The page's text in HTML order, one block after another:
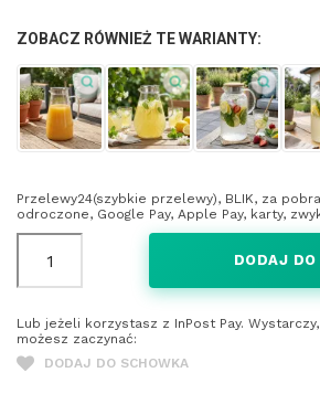
ZOBACZ RÓWNIEŻ TE WARIANTY:
Przelewy24(szybkie przelewy), BLIK, za
odroczone, Google Pay, Apple Pay, karty,
DODAJ DO
Lub jeżeli korzystasz z InPost Pay.
możesz zaczynać:
DODAJ DO SCHOWKA